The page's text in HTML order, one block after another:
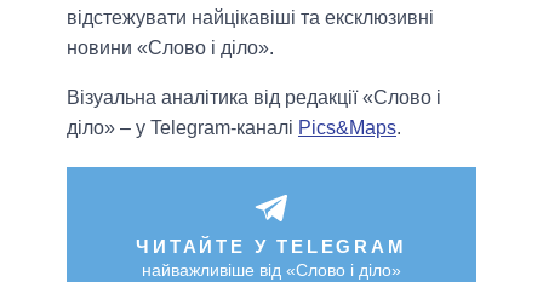
відстежувати найцікавіші та ексклюзивні
новини «Слово і діло».
Візуальна аналітика від редакції «Слово і
діло» – у Telegram-каналі Pics&Maps.
ЧИТАЙТЕ У TELEGRAM
найважливіше від «Слово і діло»